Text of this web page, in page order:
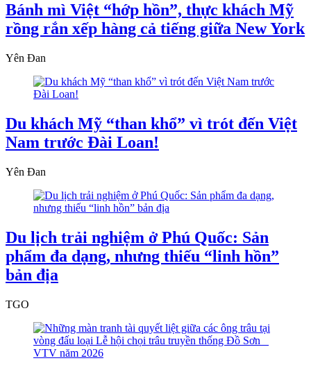
Bánh mì Việt “hớp hồn”, thực khách Mỹ
rồng rắn xếp hàng cả tiếng giữa New York
Yên Đan
Du khách Mỹ “than khổ” vì trót đến Việt
Nam trước Đài Loan!
Yên Đan
Du lịch trải nghiệm ở Phú Quốc: Sản
phẩm đa dạng, nhưng thiếu “linh hồn”
bản địa
TGO